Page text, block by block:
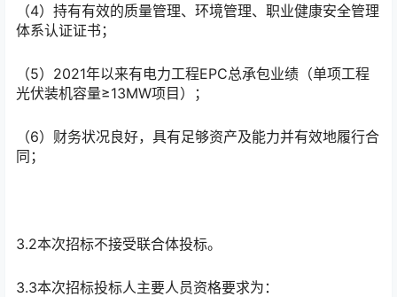
（4）持有有效的质量管理、环境管理、职业健康安全管理
体系认证证书；
（5）2021年以来有电力工程EPC总承包业绩（单项工程
光伏装机容量≥13MW项目）；
（6）财务状况良好，具有足够资产及能力并有效地履行合
同；
3.2本次招标不接受联合体投标。
3.3本次招标投标人主要人员资格要求为：